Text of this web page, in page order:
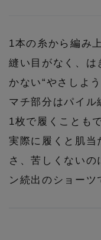
1本の糸から編み
縫い目がなく、は
かない“やさしよう
マチ部分はパイル
1枚で履くことも
実際に履くと肌当
さ、苦しくないの
ン続出のショーツ